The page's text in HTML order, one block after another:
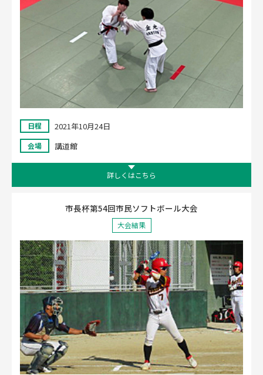
日程 2021年10月24日
会場 講道館
詳しくはこちら
市長杯第54回市民ソフトボール大会
大会結果